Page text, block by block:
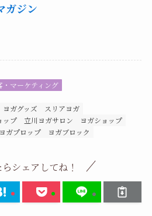
ガジン
・マーケティング
ヨガグッズ
スリアヨガ
ップ 立川ヨガサロン
ヨガショップ
ヨガプロップ ヨガブロック
シェアしてね！